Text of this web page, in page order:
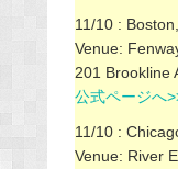
11/10 :
Venue:
201 Brookline
公式ページへ
11/10 :
Venue: River